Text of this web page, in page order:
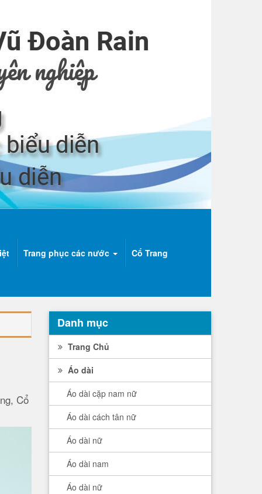
Trang phục các nước Cổ Trang
Cổ
Danh mục
Trang Chủ
Áo dài
Áo dài cặp nam nữ
Áo dài cách tân nữ
Áo dài nữ
Áo dài nam
Áo dài nữ